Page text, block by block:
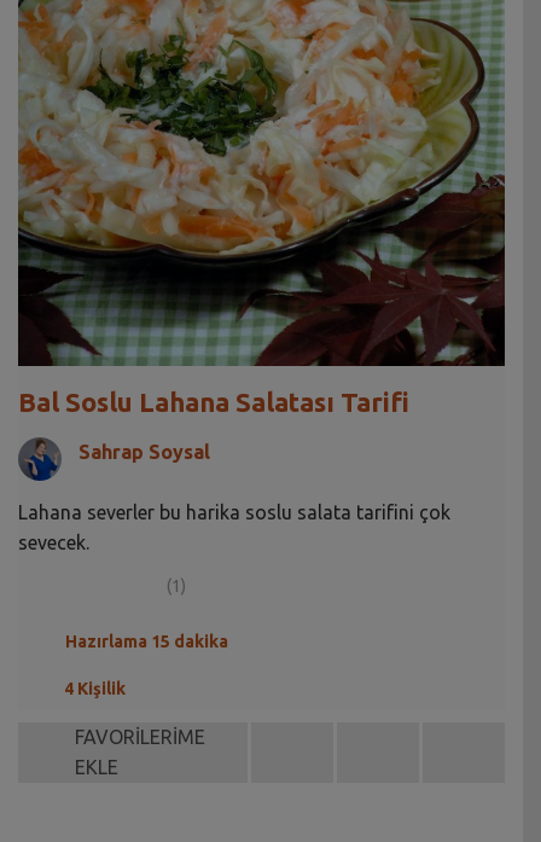
Bal Soslu Lahana Salatası Tarifi
Sahrap Soysal
Lahana severler bu harika soslu salata tarifini çok
sevecek.
(1)
Hazırlama 15 dakika
4 Kişilik
FAVORİLERİME
EKLE